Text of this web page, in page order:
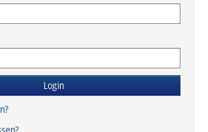
Login